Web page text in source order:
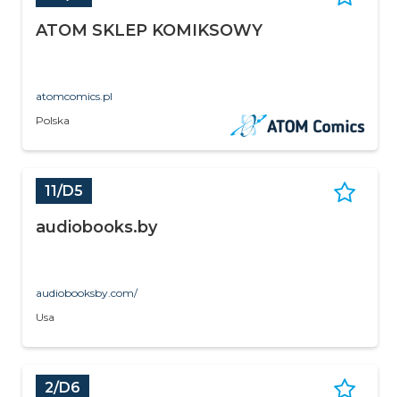
ATOM SKLEP KOMIKSOWY
atomcomics.pl
Polska
11/D5
audiobooks.by
audiobooksby.com/
Usa
2/D6